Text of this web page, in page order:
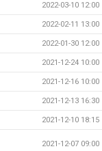
2022-03-10 12:00
2022-02-11 13:00
2022-01-30 12:00
2021-12-24 10:00
2021-12-16 10:00
2021-12-13 16:30
2021-12-10 18:15
2021-12-07 09:00